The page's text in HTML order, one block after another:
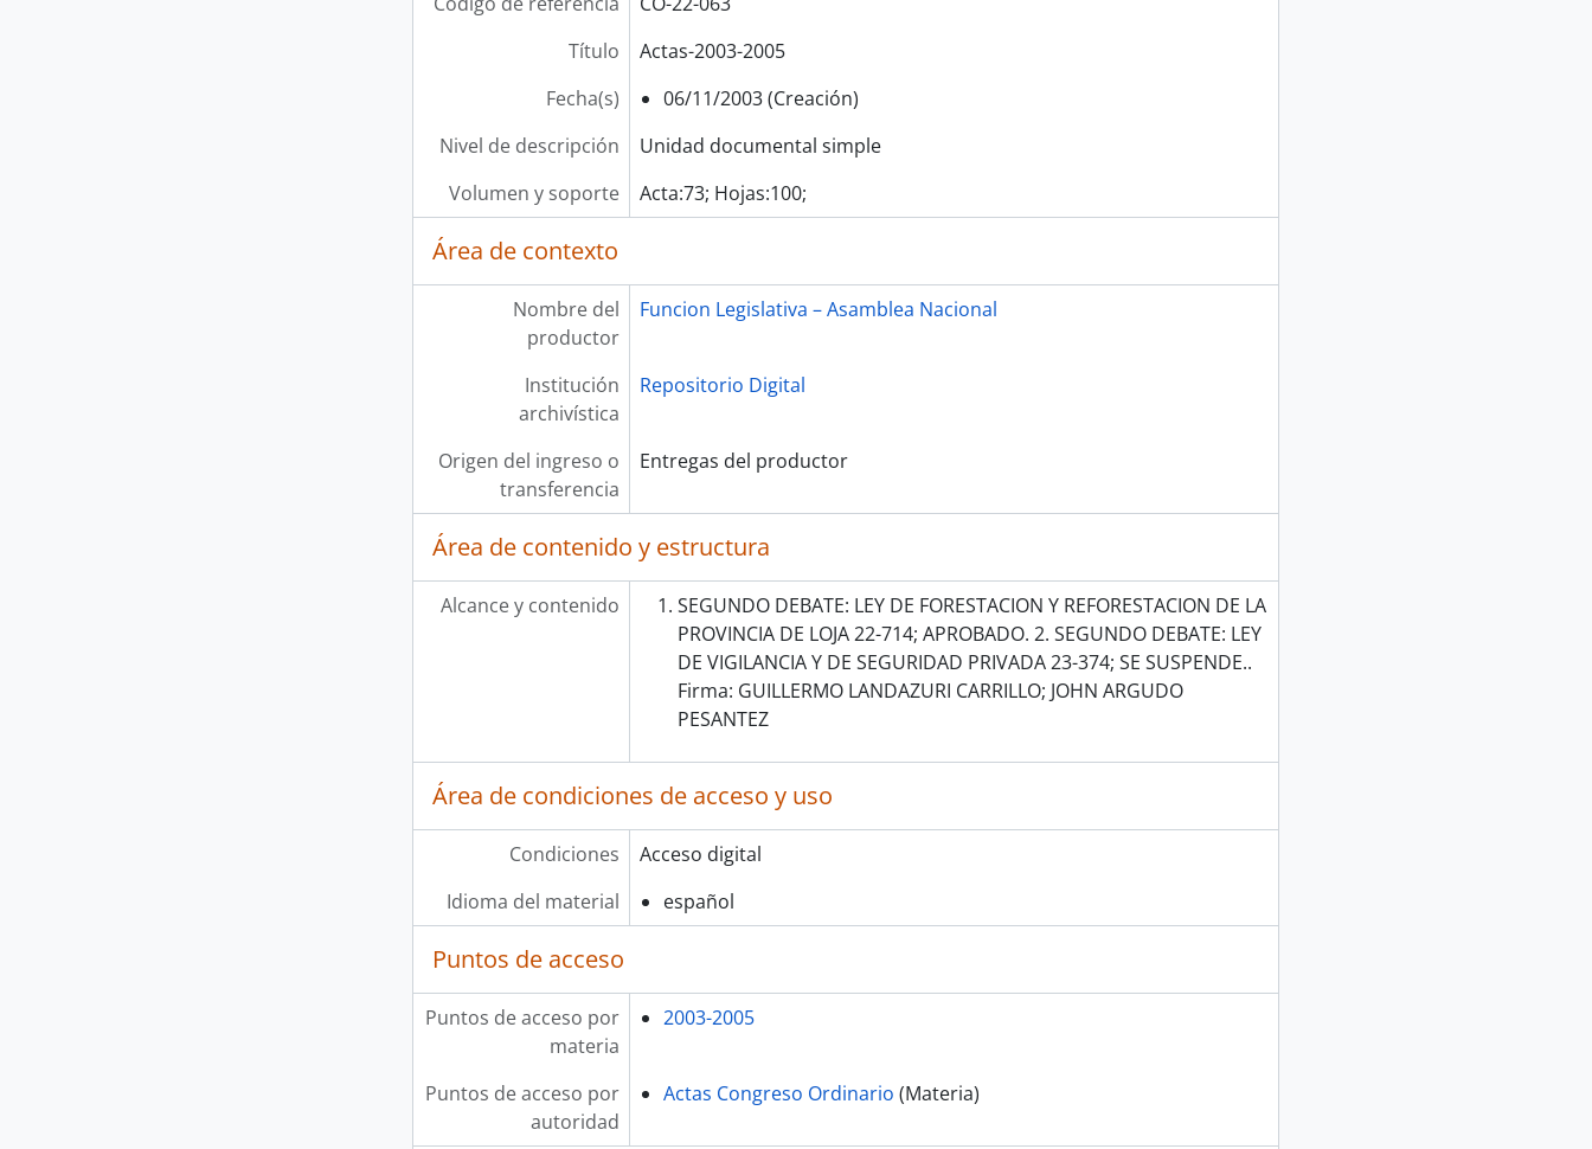
Título
Actas-2003-2005
Fecha(s)
06/11/2003 (Creación)
Nivel de descripción
Unidad documental simple
Volumen y soporte
Acta:73; Hojas:100;
Área de contexto
Nombre del
productor
Funcion Legislativa – Asamblea Nacional
Institución
archivística
Repositorio Digital
Origen del ingreso o
transferencia
Entregas del productor
Área de contenido y estructura
Alcance y contenido
SEGUNDO DEBATE: LEY DE FORESTACION Y REFORESTACION DE LA
PROVINCIA DE LOJA 22-714; APROBADO. 2. SEGUNDO DEBATE: LEY
DE VIGILANCIA Y DE SEGURIDAD PRIVADA 23-374; SE SUSPENDE..
Firma: GUILLERMO LANDAZURI CARRILLO; JOHN ARGUDO
PESANTEZ
Área de condiciones de acceso y uso
Condiciones
Acceso digital
Idioma del material
español
Puntos de acceso
Puntos de acceso por
materia
2003-2005
Puntos de acceso por
autoridad
Actas Congreso Ordinario (Materia)